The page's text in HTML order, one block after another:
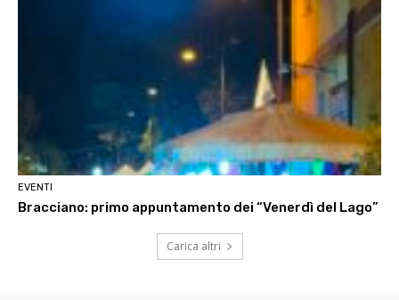
EVENTI
Bracciano: primo appuntamento dei “Venerdì del Lago”
Carica altri